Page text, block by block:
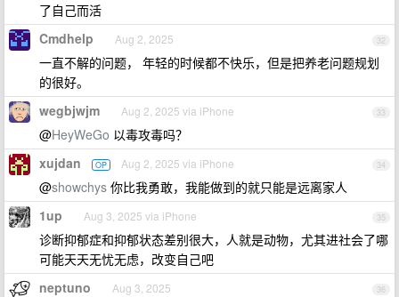
了自己而活
32
Cmdhelp Aug 2, 2025
一直不解的问题， 年轻的时候都不快乐，但是把养老问题规划
的很好。
33
wegbjwjm Aug 2, 2025 via iPhone
@HeyWeGo 以毒攻毒吗？
34
xujdan OP Aug 2, 2025 via iPhone
@showchys 你比我勇敢，我能做到的就只能是远离家人
35
1up Aug 3, 2025 via iPhone
诊断抑郁症和抑郁状态差别很大，人就是动物，尤其进社会了哪
可能天天无忧无虑，改变自己吧
36
neptuno Aug 3, 2025